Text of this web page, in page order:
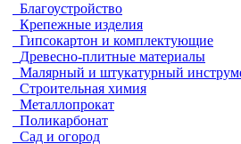
Благоустройство
Крепежные изделия
Гипсокартон и комплектующие
Древесно-плитные материалы
Малярный и штукатурный
Строительная химия
Металлопрокат
Поликарбонат
Сад и огород